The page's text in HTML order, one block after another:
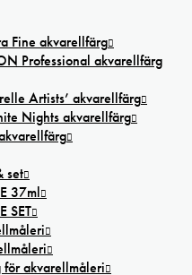
Fine akvarellfärg
Professional akvarellfärg
Artists’ akvarellfärg
Nights akvarellfärg
set
37ml
SET
för akvarellmåleri